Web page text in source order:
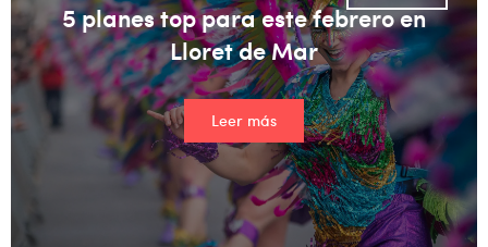
5 planes top para este febrero en
Lloret de Mar
Leer más